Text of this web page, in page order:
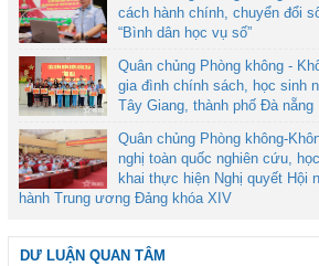
cách hành chính, chuyển đổi
“Bình dân học vụ số”
Quân chủng Phòng không -
gia đình chính sách, học sinh
Tây Giang, thành phố Đà nẵng
Quân chủng Phòng không-
nghị toàn quốc nghiên cứu,
khai thực hiện Nghị quyết Hội
hành Trung ương Đảng khóa XIV
DƯ LUẬN QUAN TÂM